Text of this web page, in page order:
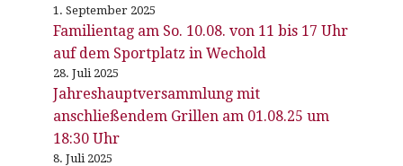
1. September 2025
Familientag am So. 10.08. von 11 bis 17 Uhr
auf dem Sportplatz in Wechold
28. Juli 2025
Jahreshauptversammlung mit
anschließendem Grillen am 01.08.25 um
18:30 Uhr
8. Juli 2025